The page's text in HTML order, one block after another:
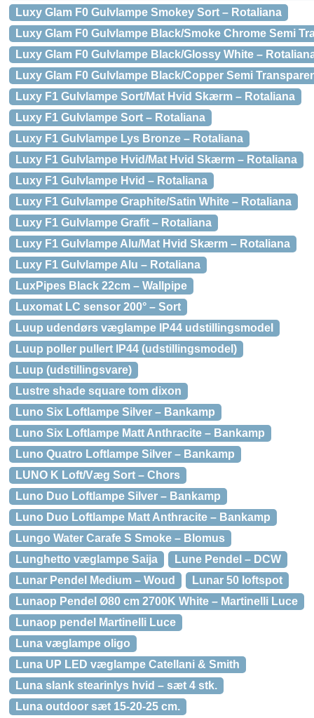
Luxy Glam F0 Gulvlampe Smokey Sort – Rotaliana
Luxy Glam F0 Gulvlampe Black/Smoke Chrome Semi
Luxy Glam F0 Gulvlampe Black/Glossy White –
Luxy Glam F0 Gulvlampe Black/Copper Semi
Luxy F1 Gulvlampe Sort/Mat Hvid Skærm – Rotaliana
Luxy F1 Gulvlampe Sort – Rotaliana
Luxy F1 Gulvlampe Lys Bronze – Rotaliana
Luxy F1 Gulvlampe Hvid/Mat Hvid Skærm – Rotaliana
Luxy F1 Gulvlampe Hvid – Rotaliana
Luxy F1 Gulvlampe Graphite/Satin White – Rotaliana
Luxy F1 Gulvlampe Grafit – Rotaliana
Luxy F1 Gulvlampe Alu/Mat Hvid Skærm – Rotaliana
Luxy F1 Gulvlampe Alu – Rotaliana
LuxPipes Black 22cm – Wallpipe
Luxomat LC sensor 200° – Sort
Luup udendørs væglampe IP44 udstillingsmodel
Luup poller pullert IP44 (udstillingsmodel)
Luup (udstillingsvare)
Lustre shade square tom dixon
Luno Six Loftlampe Silver – Bankamp
Luno Six Loftlampe Matt Anthracite – Bankamp
Luno Quatro Loftlampe Silver – Bankamp
LUNO K Loft/Væg Sort – Chors
Luno Duo Loftlampe Silver – Bankamp
Luno Duo Loftlampe Matt Anthracite – Bankamp
Lungo Water Carafe S Smoke – Blomus
Lunghetto væglampe Saija
Lune Pendel – DCW
Lunar Pendel Medium – Woud
Lunar 50 loftspot
Lunaop Pendel Ø80 cm 2700K White – Martinelli Luce
Lunaop pendel Martinelli Luce
Luna væglampe oligo
Luna UP LED væglampe Catellani & Smith
Luna slank stearinlys hvid – sæt 4 stk.
Luna outdoor sæt 15-20-25 cm.